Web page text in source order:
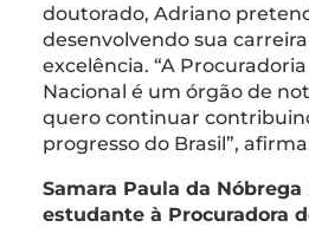
doutorado, Adriano
desenvolvendo sua
excelência. “A
Nacional é um órgão de
quero continuar
progresso do Brasil”,
Samara Paula da Nóbrega
estudante à Procuradora